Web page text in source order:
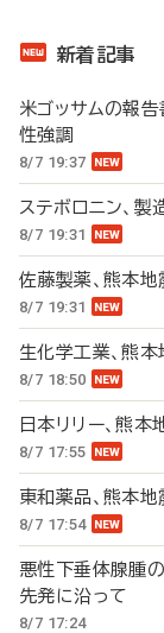
新着記事
米ゴッサムの報
性強調
8/7 19:37
ステボロニン、
8/7 19:31
佐藤製薬、熊本
8/7 19:31
生化学工業、熊
8/7 18:50
日本リリー、熊
8/7 17:55
東和薬品、熊本
8/7 17:54
悪性下垂体腺腫
先発に沿って
8/7 17:24